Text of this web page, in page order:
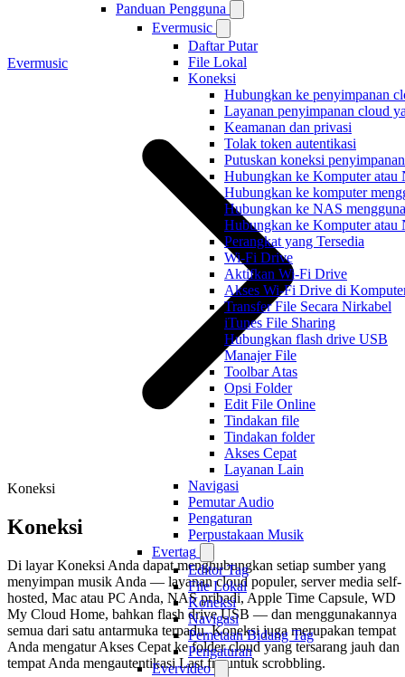
Panduan Pengguna
Evermusic
Daftar Putar
File Lokal
Koneksi
Hubungkan ke penyimpanan
Layanan penyimpanan cloud
Keamanan dan privasi
Tolak token autentikasi
Putuskan koneksi
Hubungkan ke Komputer atau
Hubungkan ke komputer
Hubungkan ke NAS
Hubungkan ke Komputer
Perangkat yang Tersedia
Wi-Fi Drive
Aktifkan Wi-Fi Drive
Akses Wi-Fi Drive di
Transfer File Secara Nirkabel
iTunes File Sharing
Hubungkan flash drive USB
Manajer File
Toolbar Atas
Opsi Folder
Edit File Online
Tindakan file
Tindakan folder
Akses Cepat
Layanan Lain
Navigasi
Pemutar Audio
Pengaturan
Perpustakaan Musik
Evertag
Editor Tag
File Lokal
Koneksi
Navigasi
Pemetaan Bidang Tag
Pengaturan
Evervideo
Evermusic
Koneksi
Koneksi
Di layar Koneksi Anda dapat menghubungkan setiap sumber yang
menyimpan musik Anda — layanan cloud populer, server media self-
hosted, Mac atau PC Anda, NAS pribadi, Apple Time Capsule, WD
My Cloud Home, bahkan flash drive USB — dan menggunakannya
semua dari satu antarmuka terpadu. Koneksi juga merupakan tempat
Anda mengatur Akses Cepat ke folder cloud yang tersarang jauh dan
tempat Anda mengautentikasi Last.fm untuk scrobbling.